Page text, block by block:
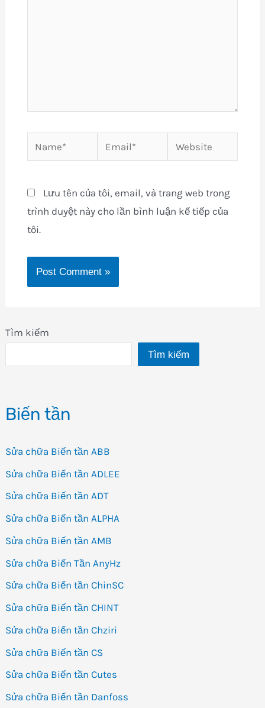
Tìm kiếm
Tìm kiếm
Biến tần
Sửa chữa Biến tần ABB
Sửa chữa Biến tần ADLEE
Sửa chữa Biến tần ADT
Sửa chữa Biến tần ALPHA
Sửa chữa Biến tần AMB
Sửa chữa Biến Tần AnyHz
Sửa chữa Biến tần ChinSC
Sửa chữa Biến tần CHINT
Sửa chữa Biến tần Chziri
Sửa chữa Biến tần CS
Sửa chữa Biến tần Cutes
Sửa chữa Biến tần Danfoss
Name* Email* Website
Lưu tên của tôi, email, và trang web trong
trình duyệt này cho lần bình luận kế tiếp của
tôi.